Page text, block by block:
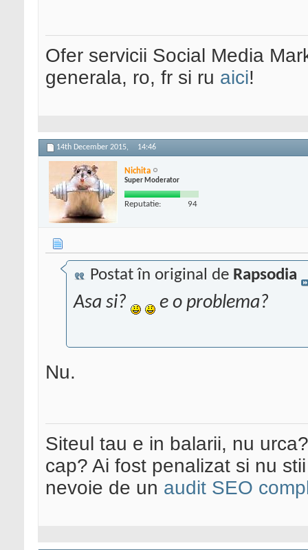
Ofer servicii Social Media
generala, ro, fr si ru aici!
14th December 2015, 14:46
Nichita
Super Moderator
Reputatie: 94
Postat în original de Rapsodia
Asa si? e o problema?
Nu.
Siteul tau e in balarii, nu
cap? Ai fost penalizat si nu
nevoie de un audit SEO